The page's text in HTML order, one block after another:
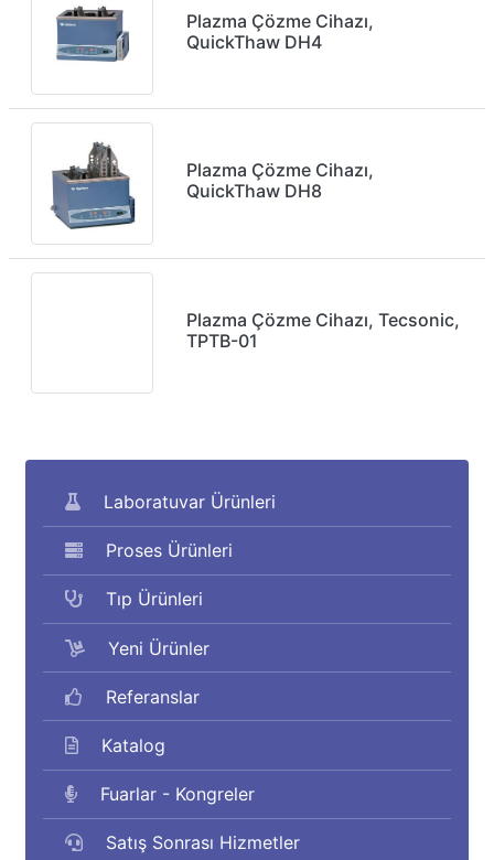
Plazma Çözme Cihazı,
QuickThaw DH4
Plazma Çözme Cihazı,
QuickThaw DH8
Plazma Çözme Cihazı, Tecsonic,
TPTB-01
Laboratuvar Ürünleri
Proses Ürünleri
Tıp Ürünleri
Yeni Ürünler
Referanslar
Katalog
Fuarlar - Kongreler
Satış Sonrası Hizmetler